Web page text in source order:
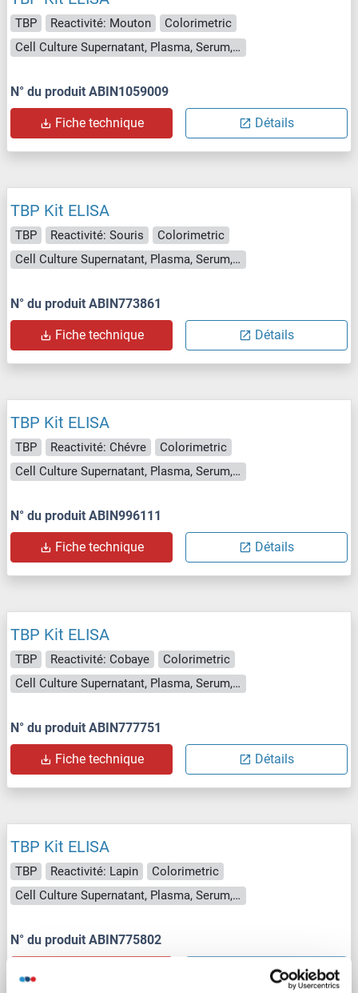
TBP Reactivité: Mouton
Colorimetric
Cell Culture Supernatant, Plasma, Serum, Tissue Homogenate
N° du produit ABIN1059009
Fiche technique Détails
TBP Kit ELISA
TBP Reactivité: Souris
Colorimetric
Cell Culture Supernatant, Plasma, Serum, Tissue Homogenate
N° du produit ABIN773861
Fiche technique Détails
TBP Kit ELISA
TBP Reactivité: Chévre
Colorimetric
Cell Culture Supernatant, Plasma, Serum, Tissue Homogenate
N° du produit ABIN996111
Fiche technique Détails
TBP Kit ELISA
TBP Reactivité: Cobaye
Colorimetric
Cell Culture Supernatant, Plasma, Serum, Tissue Homogenate
N° du produit ABIN777751
Fiche technique Détails
TBP Kit ELISA
TBP Reactivité: Lapin
Colorimetric
Cell Culture Supernatant, Plasma, Serum, Tissue Homogenate
N° du produit ABIN775802
Détails